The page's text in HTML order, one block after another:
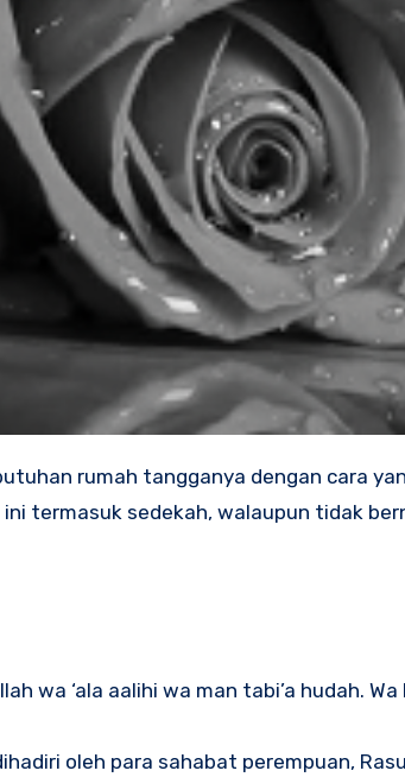
termasuk sedekah, walaupun tidak
wa ‘ala aalihi wa man tabi’a hudah. Wa
oleh para sahabat perempuan,